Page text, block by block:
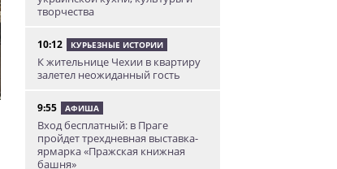
творчества
10:12 КУРЬЕЗНЫЕ ИСТОРИИ
К жительнице Чехии в квартиру
залетел неожиданный гость
9:55 АФИША
Вход бесплатный: в Праге
пройдет трехдневная выставка-
ярмарка «Пражская книжная
башня»